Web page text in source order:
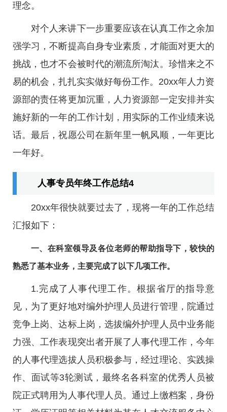
理念。
对个人来讲下一步重要应该在认真工作之余加
强学习，不断提高自身专业素质，才能面对更大的
挑战，也才不会被时代的潮流所淘汰。珍惜来之不
易的机会，扎扎实实做好每份工作。20xx年人力资
源部的责任将更加沉重，人力资源部一定安排并实
施好新的一年的工作计划，用实际的工作业绩来说
话。最后，祝愿公司在新年里一帆风顺，一年更比
一年好。
人事专员年终工作总结4
20xx年很快就要过去了，现将一年的工作总结
汇报如下：
一、在科室领导及各位老师的帮助指导下，较快的
熟悉了基本业务，主要完成了以下几项工作。
1.完成了人事代理工作。根据省厅的指导意
见，为了更好地对编外护理人员进行管理，院通过
竞争上岗、达标上岗，选拔编外护理人员中业务能
力强、工作表现突出者开展了人事代理工作，今年
的人事代理选拔人员积极参与，经过理论、实践操
作、面试等3轮测试，最终名各科室的优秀人员被
院正式聘用为人事代理人员。通过上缴档案，身份